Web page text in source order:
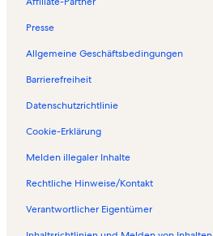
Presse
Allgemeine Geschäftsbedingungen
Barrierefreiheit
Datenschutzrichtlinie
Cookie-Erklärung
Melden illegaler Inhalte
Rechtliche Hinweise/Kontakt
Verantwortlicher Eigentümer